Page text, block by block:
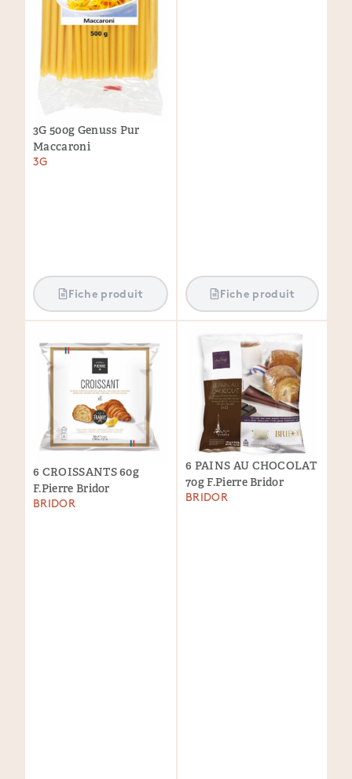
3G 500g Genuss Pur
Maccaroni
3G
Fiche produit Fiche produit
6 CROISSANTS 60g
F.Pierre Bridor
BRIDOR
6 PAINS AU CHOCOLAT
70g F.Pierre Bridor
BRIDOR